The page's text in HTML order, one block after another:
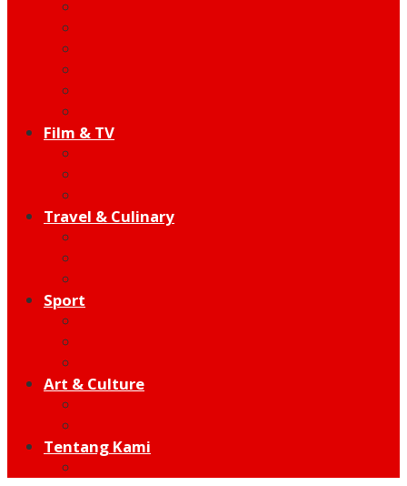
Film & TV
Travel & Culinary
Sport
Art & Culture
Tentang Kami